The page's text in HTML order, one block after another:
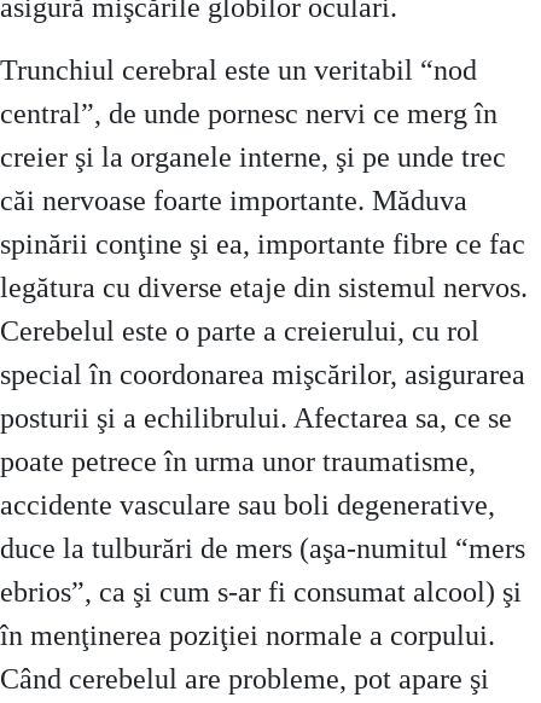
asigură mişcările globilor oculari.
Trunchiul cerebral este un veritabil “nod
central”, de unde pornesc nervi ce merg în
creier şi la organele interne, şi pe unde trec
căi nervoase foarte importante. Măduva
spinării conţine şi ea, importante fibre ce fac
legătura cu diverse etaje din sistemul nervos.
Cerebelul este o parte a creierului, cu rol
special în coordonarea mişcărilor, asigurarea
posturii şi a echilibrului. Afectarea sa, ce se
poate petrece în urma unor traumatisme,
accidente vasculare sau boli degenerative,
duce la tulburări de mers (aşa-numitul “mers
ebrios”, ca şi cum s-ar fi consumat alcool) şi
în menţinerea poziţiei normale a corpului.
Când cerebelul are probleme, pot apare şi